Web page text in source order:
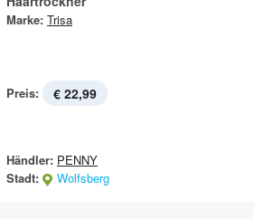
Marke: Trisa
Preis: € 22,99
Händler: PENNY
Stadt:
Wolfsberg